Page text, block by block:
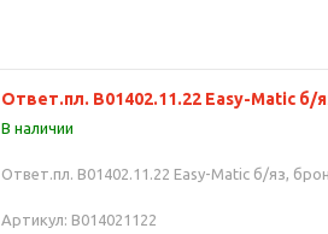
Ответ.пл. B01402.11.22 Easy-Matic б/
В наличии
Ответ.пл. B01402.11.22 Easy-Matic б/яз,
Артикул: B014021122